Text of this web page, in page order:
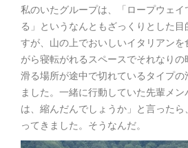
私のいたグループは、「ロープウェ
る」というなんともざっくりとした
すが、山の上でおいしいイタリアン
がら寝転がれるスペースでそれなりの
滑る場所が途中で切れているタイプ
ました。一緒に行動していた先輩メ
は、縮んだんでしょうか」と言った
ってきました。そうなんだ。